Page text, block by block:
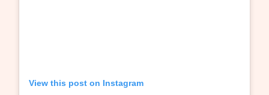
View this post on Instagram